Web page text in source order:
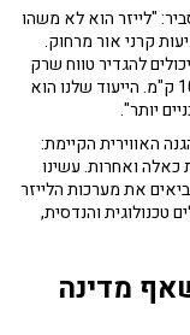
"לייזר הוא לא משהו
קרני אור מרחוק.
להגדיר טווח שרק
עד אליו אפשר לעשות אפקט. סדר הגודל הוא כ-10 ק"מ. הייעוד שלנו הוא
יותר".
האווירית הקיימת:
כאלה ואחרות. עשינו
את מערכות הלייזר
טכנולוגית והנדסית,
מדינה